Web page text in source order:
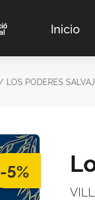
Inicio
LOS PODERES
-5%